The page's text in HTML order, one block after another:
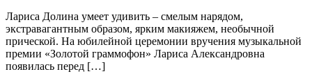
Лариса Долина умеет удивить – смелым нарядом,
экстравагантным образом, ярким макияжем, необычной
прической. На юбилейной церемонии вручения музыкальной
премии «Золотой граммофон» Лариса Александровна
появилась перед […]